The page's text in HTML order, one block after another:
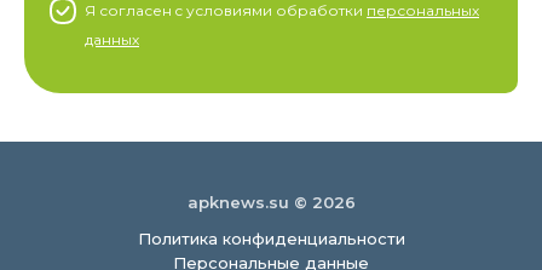
Я согласен c условиями обработки персональных
данных
apknews.su © 2026
Политика конфиденциальности
Персональные данные